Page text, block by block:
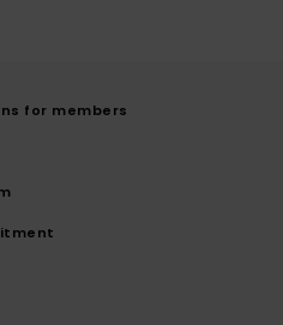
for members